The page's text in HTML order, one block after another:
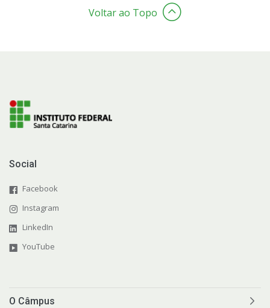
Voltar ao Topo
Social
Facebook
Instagram
LinkedIn
YouTube
O Câmpus